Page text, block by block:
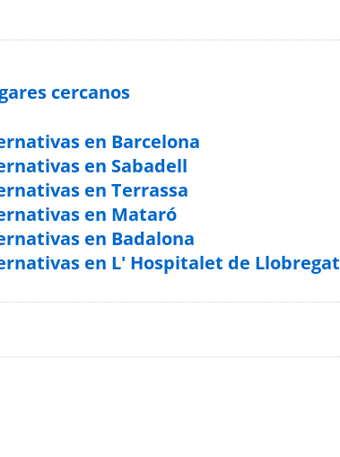
cercanos
en Barcelona
en Sabadell
en Terrassa
en Mataró
en Badalona
en L' Hospitalet de Llobregat